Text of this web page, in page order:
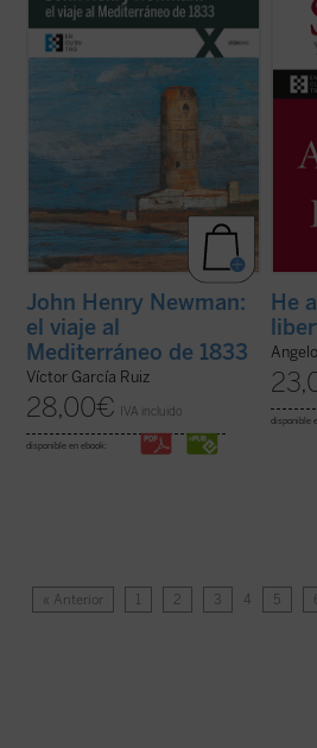
Mediterráneo de 1833, el autor del libro
traza los orígenes, el desarrollo y las
consecuencias de la verdadera odisea
interior ...(ver ficha)
John Henry Newman:
el viaje al
Mediterráneo de 1833
Víctor García Ruiz
28,00€ IVA incluido
disponible en ebook:
(ver
He
disponible
« Anterior 1 2 3 4 5